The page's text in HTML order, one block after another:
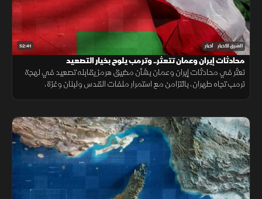
52:41 الشرق للأخبار أخبار
محادثات إيران وعمان تتعثر.. وترمب يلوح بخيار التصعيد
تعثر في محادثات إيران وعمان بشأن مضيق هرمز يقابله تصعيد في لهجة
ترمب تجاه طهران، بالتزامن مع استمرار ملفات القدس ولبنان وغزة،